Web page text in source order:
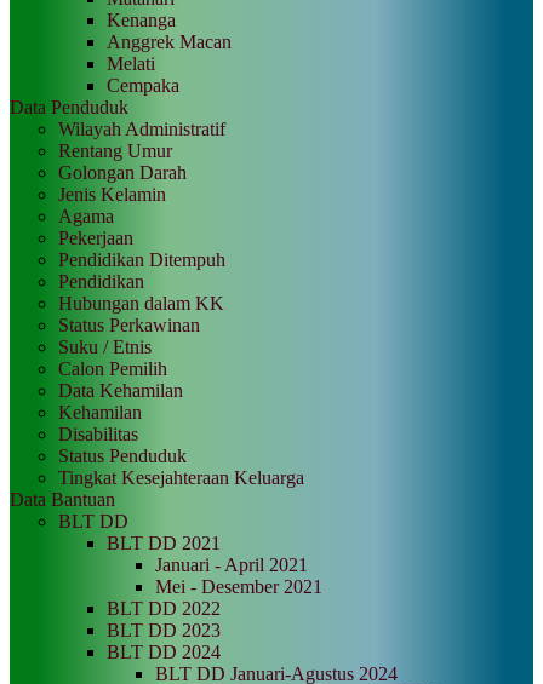
Kenanga
Anggrek Macan
Melati
Cempaka
Data Penduduk
Wilayah Administratif
Rentang Umur
Golongan Darah
Jenis Kelamin
Agama
Pekerjaan
Pendidikan Ditempuh
Pendidikan
Hubungan dalam KK
Status Perkawinan
Suku / Etnis
Calon Pemilih
Data Kehamilan
Kehamilan
Disabilitas
Status Penduduk
Tingkat Kesejahteraan Keluarga
Data Bantuan
BLT DD
BLT DD 2021
Januari - April 2021
Mei - Desember 2021
BLT DD 2022
BLT DD 2023
BLT DD 2024
BLT DD Januari-Agustus 2024